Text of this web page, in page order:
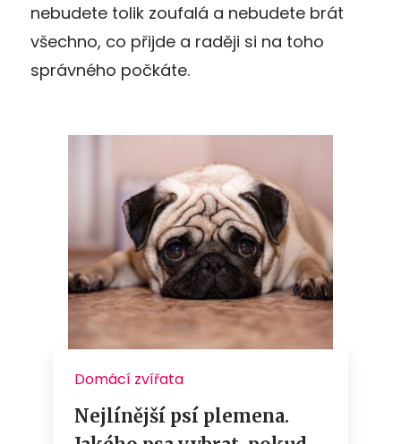
nebudete tolik zoufalá a nebudete brát
všechno, co přijde a raději si na toho
správného počkáte.